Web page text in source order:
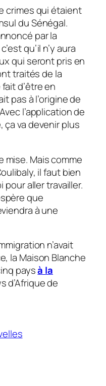
crimes qui étaient
du Sénégal.
par la
qu’il n’y aura
qui seront pris en
traités de la
d’être en
pas à l’origine de
l’application de
va devenir plus
mise. Mais comme
il faut bien
aller travailler.
que
à une
n’avait
la Maison Blanche
paysà la
d’Afrique de